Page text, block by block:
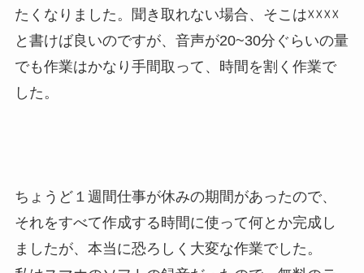
たくなりました。聞き取れない場合、そこは☓☓☓☓
と書けば良いのですが、音声が20~30分ぐらいの量
でも作業はかなり手間取って、時間を割く作業で
した。
ちょうど１週間仕事が休みの期間があったので、
それをすべて作成する時間に使って何とか完成し
ましたが、本当に恐ろしく大変な作業でした。